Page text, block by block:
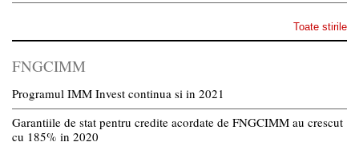
Toate stirile
FNGCIMM
Programul IMM Invest continua si in 2021
Garantiile de stat pentru credite acordate de FNGCIMM au crescut
cu 185% in 2020